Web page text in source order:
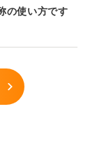
の使い方です